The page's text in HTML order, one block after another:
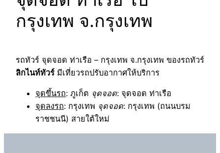
กรุงเทพ จ.กรุงเทพ
รถทัวร์ จุดจอด ท่าเรือ – กรุงเทพ จ.กรุงเทพ ของรถทัวร์
ลิกไนท์ทัวร์ มีเที่ยวรถปรับอากาศให้บริการ
จุดขึ้นรถ: ภูเก็ต จุดจอด: จุดจอด ท่าเรือ
จุดลงรถ: กรุงเทพ จุดจอด: กรุงเทพ (ถนนบรม
ราชชนนี) สายใต้ใหม่